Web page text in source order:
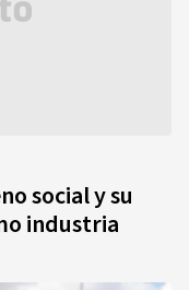
social y su
industria